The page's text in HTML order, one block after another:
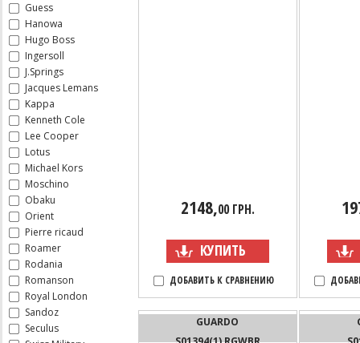
Guess
Hanowa
Hugo Boss
Ingersoll
J.Springs
Jacques Lemans
Kappa
Kenneth Cole
Lee Cooper
Lotus
Michael Kors
Moschino
Obaku
Orient
Pierre ricaud
Roamer
Rodania
Romanson
Royal London
Sandoz
Seculus
2148,00 ГРН.
КУПИТЬ
ДОБАВИТЬ К СРАВНЕНИЮ
GUARDO